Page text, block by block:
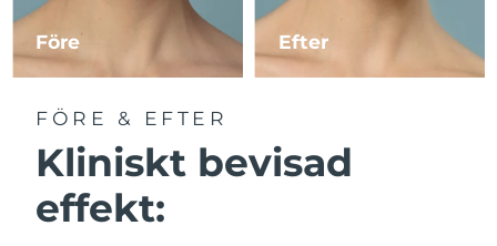
Före Efter
FÖRE & EFTER
Kliniskt bevisad
effekt:
Macao SAR Förväntad leverans 8/12/26
Malaysia
Malta Förväntad leverans
Mexiko